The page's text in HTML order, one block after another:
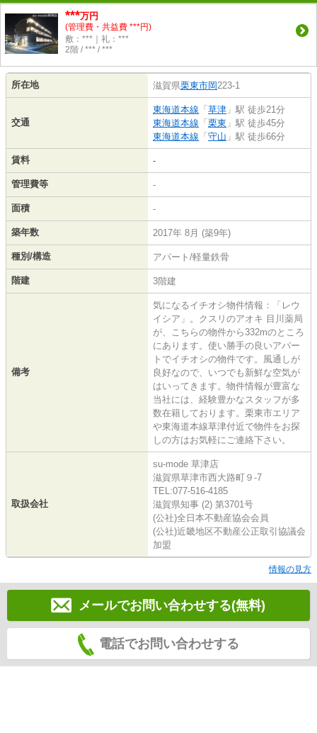
***万円
(管理費・共益費 ***円)
敷：***｜礼：***
2階 / *** / ***
所在地 滋賀県栗東市岡223-1
交通
東海道本線 「 草津 」駅 徒歩21分
東海道本線 「 栗東 」駅 徒歩45分
東海道本線 「 守山 」駅 徒歩66分
賃料 -
管理費等 -
面積 -
築年数 2017年 8月 (築9年)
種別/構造 アパート/軽量鉄骨
階建 3階建
備考
気になるイチオシ物件情報：「レウ
イシア」。クスリのアオキ 目川薬局
が、こちらの物件から332mのところ
にあります。使い勝手の良いアパー
トでイチオシの物件です。風通しが
良好なので、いつでも新鮮な空気が
はいってきます。物件情報が豊富な
当社には、経験豊かなスタッフが多
数在籍しております。栗東市エリア
や東海道本線草津付近で物件をお探
しの方はお気軽にご連絡下さい。
取扱会社
su-mode 草津店
滋賀県草津市西大路町９-7
TEL:077-516-4185
滋賀県知事 (2) 第3701号
(公社)全日本不動産協会会員
(公社)近畿地区不動産公正取引協議会
加盟
情報の見方
メールでお問い合わせする(無料)
電話でお問い合わせする